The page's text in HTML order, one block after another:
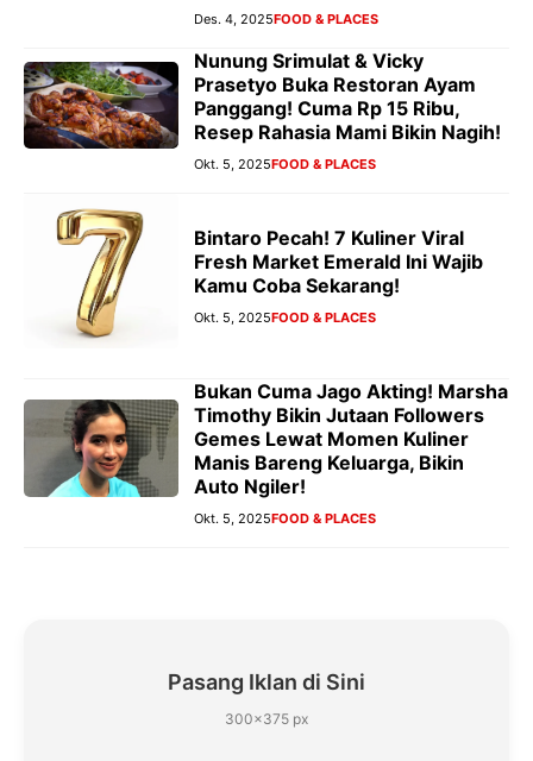
Des. 4, 2025FOOD & PLACES
Nunung Srimulat & Vicky
Prasetyo Buka Restoran Ayam
Panggang! Cuma Rp 15 Ribu,
Resep Rahasia Mami Bikin Nagih!
Okt. 5, 2025FOOD & PLACES
Bintaro Pecah! 7 Kuliner Viral
Fresh Market Emerald Ini Wajib
Kamu Coba Sekarang!
Okt. 5, 2025FOOD & PLACES
Bukan Cuma Jago Akting! Marsha
Timothy Bikin Jutaan Followers
Gemes Lewat Momen Kuliner
Manis Bareng Keluarga, Bikin
Auto Ngiler!
Okt. 5, 2025FOOD & PLACES
Pasang Iklan di Sini
300×375 px